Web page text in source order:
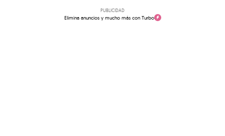
PUBLICIDAD
Elimina anuncios y mucho más con Turbo